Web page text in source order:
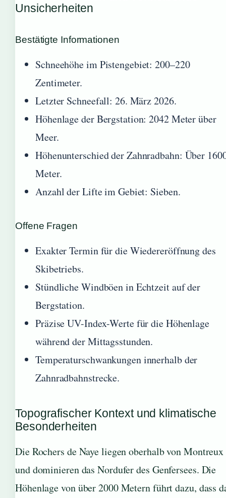
Unsicherheiten
Bestätigte Informationen
Schneehöhe im Pistengebiet: 200–220
Zentimeter.
Letzter Schneefall: 26. März 2026.
Höhenlage der Bergstation: 2042 Meter über
Meer.
Höhenunterschied der Zahnradbahn: Über
Meter.
Anzahl der Lifte im Gebiet: Sieben.
Offene Fragen
Exakter Termin für die Wiedereröffnung des
Skibetriebs.
Stündliche Windböen in Echtzeit auf der
Bergstation.
Präzise UV-Index-Werte für die Höhenlage
während der Mittagsstunden.
Temperaturschwankungen innerhalb der
Zahnradbahnstrecke.
Topografischer Kontext und klimatische
Besonderheiten
Die Rochers de Naye liegen oberhalb von Montreux
und dominieren das Nordufer des Genfersees. Die
Höhenlage von über 2000 Metern führt dazu, dass